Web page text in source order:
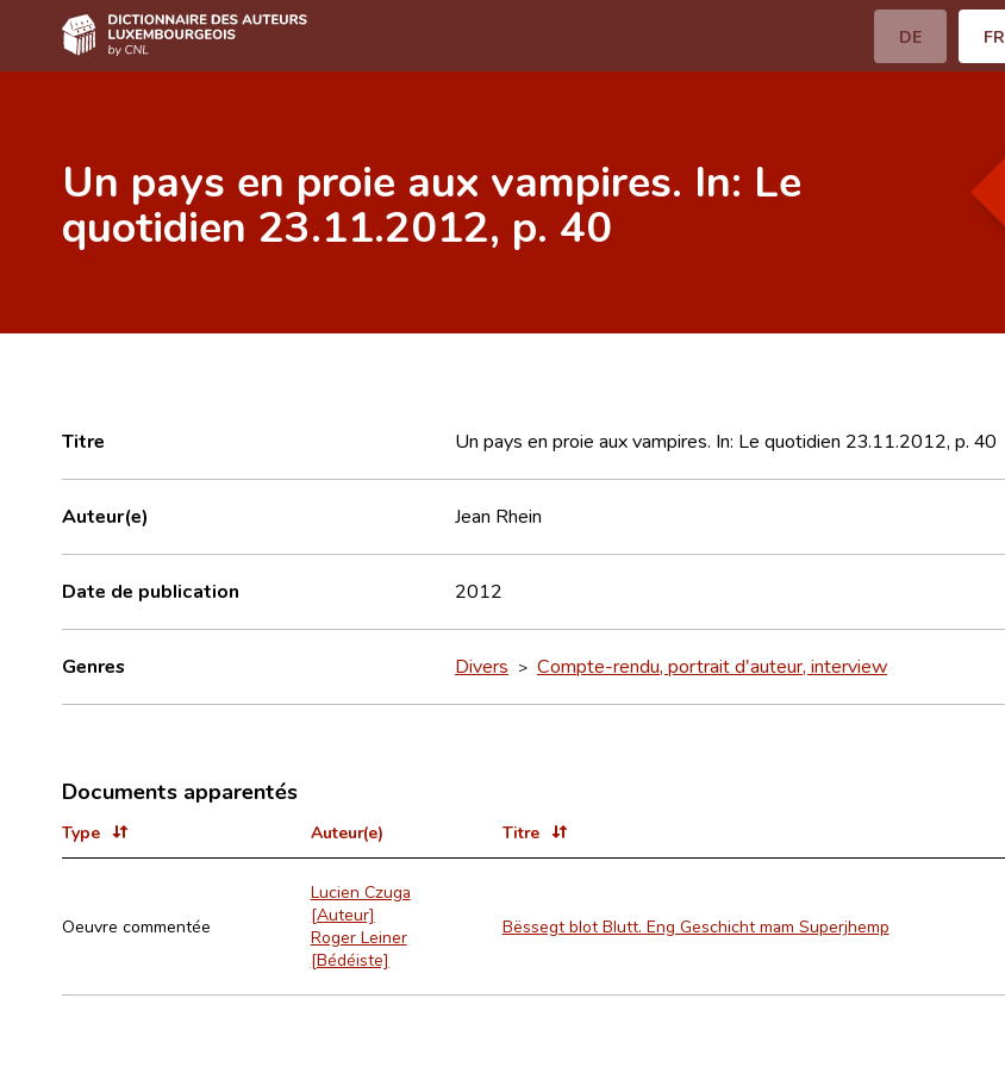
DE FR
Auteur(e)s A-Z
Recherche avancée
Un pays en proie aux vampires. In: Le
quotidien 23.11.2012, p. 40
Titre Un pays en proie aux vampires. In: Le quotidien 23.11.2012, p. 40
Auteur(e) Jean Rhein
Date de publication 2012
Genres Divers > Compte-rendu, portrait d'auteur, interview
Documents apparentés
Type Auteur(e) Titre
Oeuvre commentée
Lucien Czuga
[Auteur]
Roger Leiner
[Bédéiste]
Bëssegt blot Blutt. Eng Geschicht mam Superjhemp